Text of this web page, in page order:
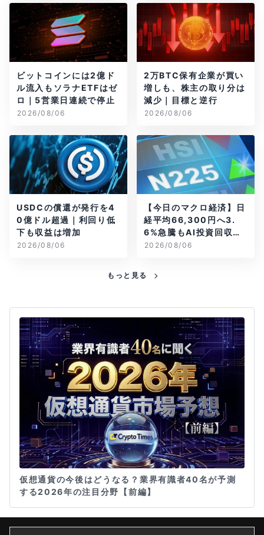
ビットコインには2億ド
ル流入もソラナETFはゼ
ロ｜5営業日連続で停止
2026/08/06
2万BTC保有企業が買い
増しも、株主の取り分は
減少｜目標と逆行
2026/08/06
USDCの償還が発行を4
0億ドル超過｜利回り低
下も収益は増加
2026/08/06
【今日のマクロ経済】日
経平均66,300円へ3.
6%急騰もAI投資回収懸
念が再燃
2026/08/06
もっと見る
仮想通貨の今後はどうなる？業界有識者40名が予測
する2026年の注目分野【前編】